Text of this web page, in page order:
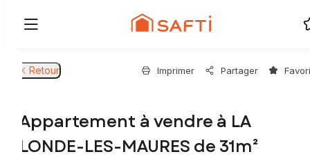
Retour Imprimer Partager
Appartement à vendre à LA
LONDE-LES-MAURES de 31m²